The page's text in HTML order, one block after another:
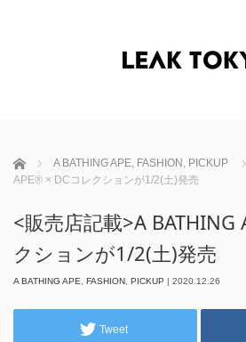
ホーム A BATHING APE, FASHION , PICKUP
APE® × DCコレクションが1/2(土)発売
<販売店記載>A BATHING
クションが1/2(土)発売
A BATHING APE FASHION PICKUP | 2020.12.26
Tweet